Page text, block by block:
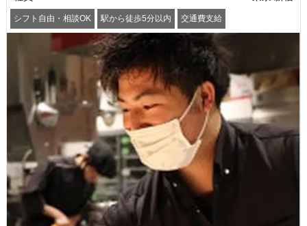
シフト自由・相談OK 駅から徒歩5分以内 交通費支給